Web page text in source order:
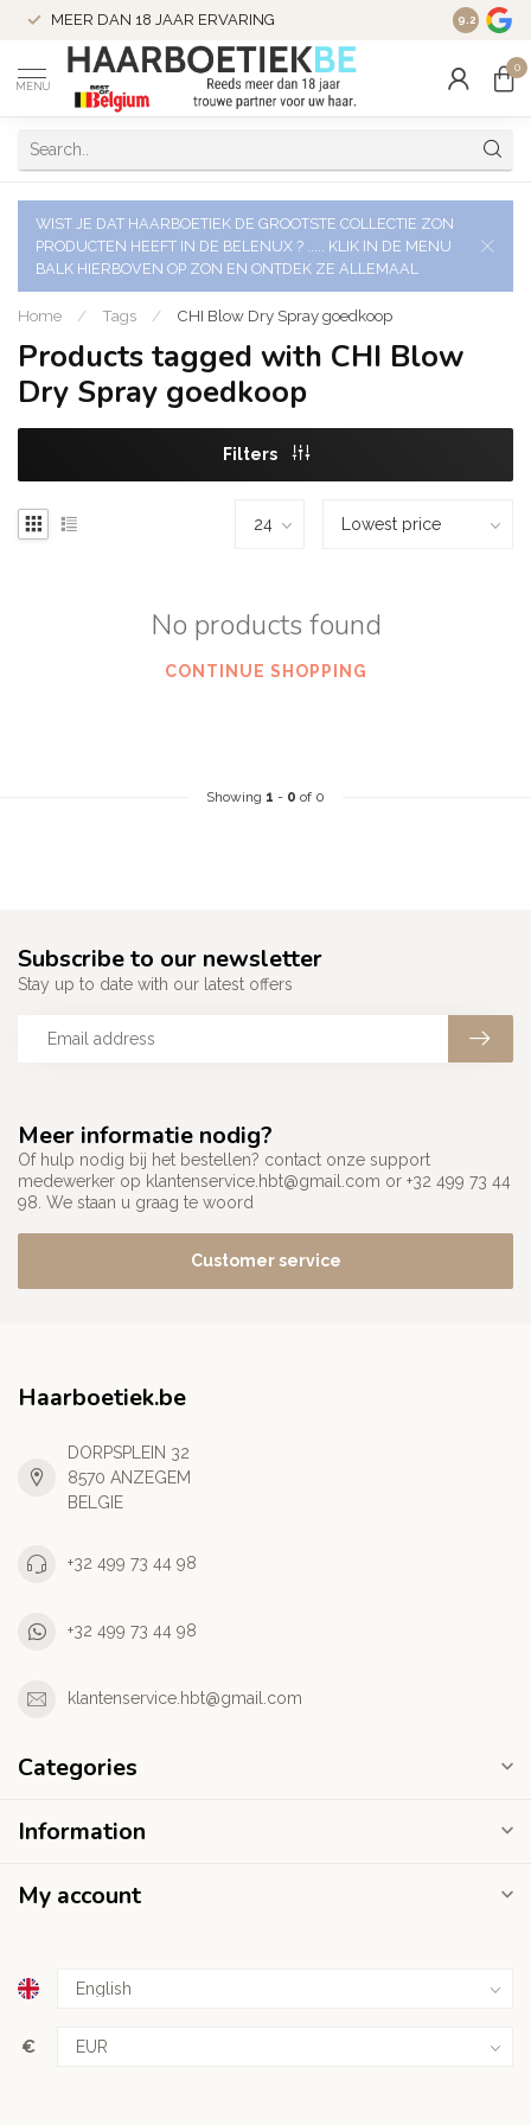
MEER DAN 18 JAAR ERVARING 9.2
MENU
0
WIST JE DAT HAARBOETIEK DE GROOTSTE COLLECTIE ZON
PRODUCTEN HEEFT IN DE BELENUX ? ..... KLIK IN DE MENU
BALK HIERBOVEN OP ZON EN ONTDEK ZE ALLEMAAL
Home / Tags / CHI Blow Dry Spray goedkoop
Products tagged with CHI Blow
Dry Spray goedkoop
Filters
No products found
CONTINUE SHOPPING
Showing 1 - 0 of 0
Meer informatie nodig?
Of hulp nodig bij het bestellen? contact onze support
medewerker op klantenservice.hbt@gmail.com or +32 499 73 44
98. We staan u graag te woord
Customer service
Subscribe to our newsletter
Stay up to date with our latest offers
Haarboetiek.be
DORPSPLEIN 32
8570 ANZEGEM
BELGIE
+32 499 73 44 98
+32 499 73 44 98
klantenservice.hbt@gmail.com
Categories
Information
My account
€